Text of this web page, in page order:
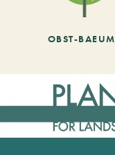
OBST-